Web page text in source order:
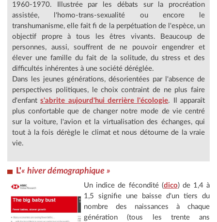
1960-1970. Illustrée par les débats sur la procréation
assistée, l'homo-trans-sexualité ou encore le
transhumanisme, elle fait fi de la perpétuation de l'espèce, un
objectif propre à tous les êtres vivants. Beaucoup de
personnes, aussi, souffrent de ne pouvoir engendrer et
élever une famille du fait de la solitude, du stress et des
difficultés inhérentes à une société déréglée.
Dans les jeunes générations, désorientées par l'absence de
perspectives politiques, le choix contraint de ne plus faire
d'enfants'abrite aujourd'hui derrière l'écologie. Il apparaît
plus confortable que de changer notre mode de vie centré
sur la voiture, l'avion et la virtualisation des échanges, qui
tout à la fois dérègle le climat et nous détourne de la vraie
vie.
L'« hiver démographique »
Un indice de fécondité (dico) de 1,4 à
1,5 signifie une baisse d'un tiers du
nombre des naissances à chaque
génération (tous les trente ans